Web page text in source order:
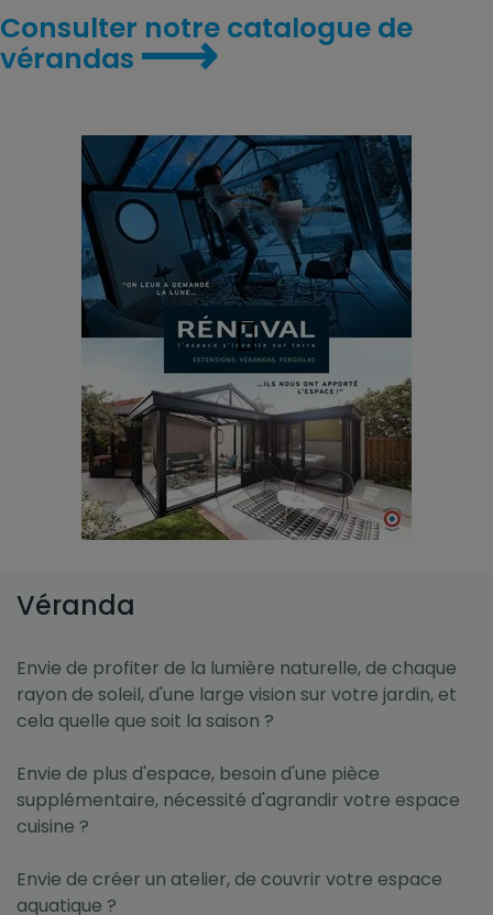
Consulter notre catalogue de
vérandas ⟶
Véranda
Envie de profiter de la lumière naturelle, de chaque
rayon de soleil, d'une large vision sur votre jardin, et
cela quelle que soit la saison ?
Envie de plus d'espace, besoin d'une pièce
supplémentaire, nécessité d'agrandir votre espace
cuisine ?
Envie de créer un atelier, de couvrir votre espace
aquatique ?